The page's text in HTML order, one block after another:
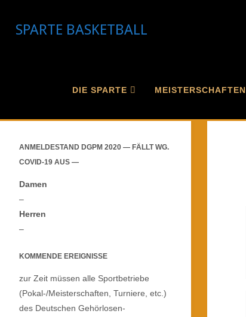
SPARTE BASKETBALL
DIE SPARTE MEISTERSCHAFTEN
ANMELDESTAND DGPM 2020 — FÄLLT WG.
COVID-19 AUS —
Damen
–
Herren
–
KOMMENDE EREIGNISSE
zur Zeit müssen alle Sportbetriebe
(Pokal-/Meisterschaften, Turniere, etc.)
des Deutschen Gehörlosen-